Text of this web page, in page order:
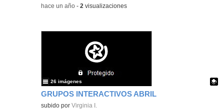
-hace un año -2 visualizaciones
GRUPOS INTERACTIVOS ABRIL
Contenido educativo.
subido porVirginia I.
26 imágenes